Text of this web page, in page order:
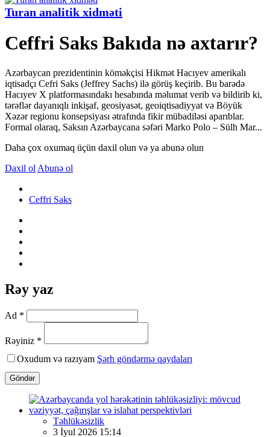
Turan analitik xidməti
Ceffri Saks Bakıda nə axtarır?
Azərbaycan prezidentinin köməkçisi Hikmət Hacıyev amerikalı
iqtisadçı Cefri Saks (Jeffrey Sachs) ilə görüş keçirib. Bu barədə
Hacıyev X platformasındakı hesabında məlumat verib və bildirib ki,
tərəflər dayanıqlı inkişaf, geosiyasət, geoiqtisadiyyat və Böyük
Xəzər regionu konsepsiyası ətrafında fikir mübadiləsi aparıblar.
Formal olaraq, Saksın Azərbaycana səfəri Marko Polo – Sülh Mar...
Daha çox oxumaq üçün daxil olun və ya abunə olun
Daxil ol Abunə ol
Ceffri Saks
Rəy yaz
Ad *
Rəyiniz *
Oxudum və razıyam Şərh göndərmə qaydaları
Göndər
Təhlükəsizlik
3 İyul 2026 15:14